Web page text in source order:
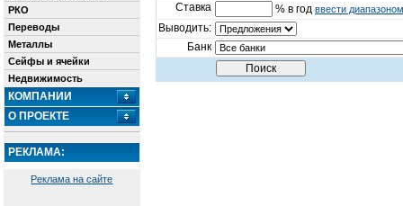
РКО
Переводы
Металлы
Сейфы и ячейки
Недвижимость
КОМПАНИИ
О ПРОЕКТЕ
РЕКЛАМА:
Реклама на сайте
Ставка % в год ввести диапазоном
Выводить:
Банк